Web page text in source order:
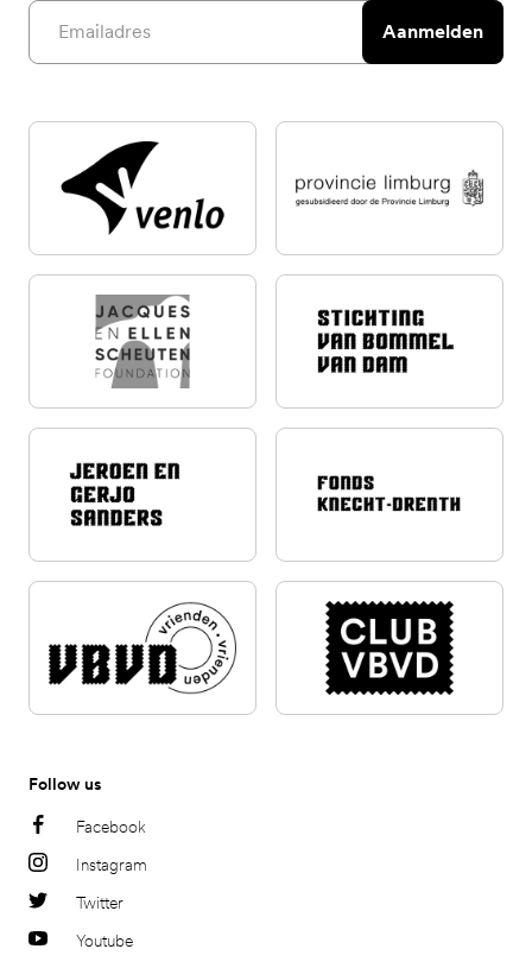
Email address
Aanmelden
Follow us
Facebook
Instagram
Twitter
Youtube